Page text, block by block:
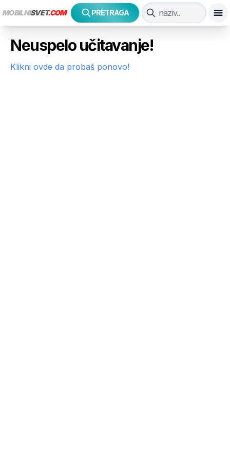
MOBILNISVET.COM PRETRAGA
Neuspelo učitavanje!
Klikni ovde da probaš ponovo!